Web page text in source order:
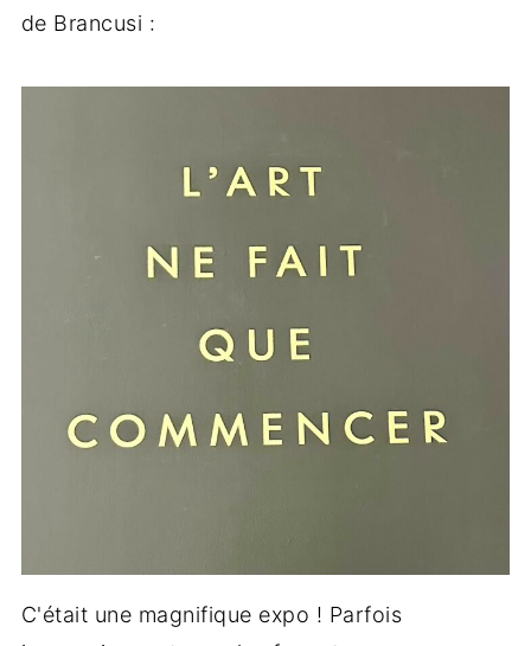
de Brancusi :
C'était une magnifique expo ! Parfois